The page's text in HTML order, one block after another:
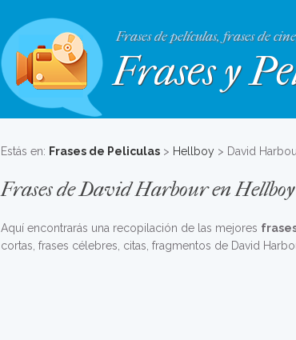
Frases de películas, frases de
Frases y
Estás en: Frases de Peliculas > Hellboy > David
Frases de David Harbour en Hellboy
Aquí encontrarás una recopilación de las mejores
cortas, frases célebres, citas, fragmentos de David